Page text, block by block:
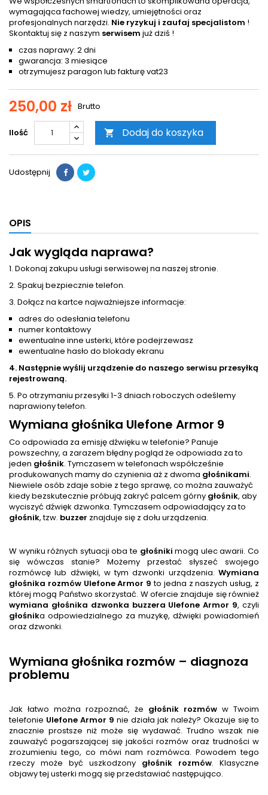
wymagająca fachowej wiedzy, umiejętności oraz
profesjonalnych narzędzi. Nie ryzykuj i zaufaj specjalistom !
Skontaktuj się z naszym serwisem już dziś !
czas naprawy: 2 dni
gwarancja: 3 miesiące
otrzymujesz paragon lub fakturę vat23
250,00 zł Brutto
Ilość  Dodaj do koszyka
Udostępnij
OPIS
Jak wygląda naprawa?
1. Dokonaj zakupu usługi serwisowej na naszej stronie.
2. Spakuj bezpiecznie telefon.
3. Dołącz na kartce najważniejsze informacje:
adres do odesłania telefonu
numer kontaktowy
ewentualne inne usterki, które podejrzewasz
ewentualne hasło do blokady ekranu
4. Następnie wyślij urządzenie do naszego serwisu przesyłką
rejestrowaną.
5. Po otrzymaniu przesyłki 1-3 dniach roboczych odeślemy
naprawiony telefon.
Wymiana głośnika Ulefone Armor 9
Co odpowiada za emisję dźwięku w telefonie? Panuje
powszechny, a zarazem błędny pogląd że odpowiada za to
jeden głośnik. Tymczasem w telefonach współcześnie
produkowanych mamy do czynienia aż z dwoma głośnikami.
Niewiele osób zdaje sobie z tego sprawę, co można zauważyć
kiedy bezskutecznie próbują zakryć palcem górny głośnik, aby
wyciszyć dźwięk dzwonka. Tymczasem odpowiadający za to
głośnik, tzw. buzzer znajduje się z dołu urządzenia.
W wyniku różnych sytuacji oba te głośniki mogą ulec awarii. Co
się wówczas stanie? Możemy przestać słyszeć swojego
rozmówcę lub dźwięki, w tym dzwonki urządzenia. Wymiana
głośnika rozmów Ulefone Armor 9 to jedna z naszych usług, z
której mogą Państwo skorzystać. W ofercie znajduje się również
wymiana głośnika dzwonka buzzera Ulefone Armor 9, czyli
głośnika odpowiedzialnego za muzykę, dźwięki powiadomień
oraz dzwonki.
Wymiana głośnika rozmów – diagnoza
problemu
Jak łatwo można rozpoznać, że głośnik rozmów w Twoim
telefonie Ulefone Armor 9 nie działa jak należy? Okazuje się to
znacznie prostsze niż może się wydawać. Trudno wszak nie
zauważyć pogarszającej się jakości rozmów oraz trudności w
zrozumieniu tego, co mówi nam rozmówca. Powodem tego
rzeczy może być uszkodzony głośnik rozmów. Klasyczne
objawy tej usterki mogą się przedstawiać następująco.